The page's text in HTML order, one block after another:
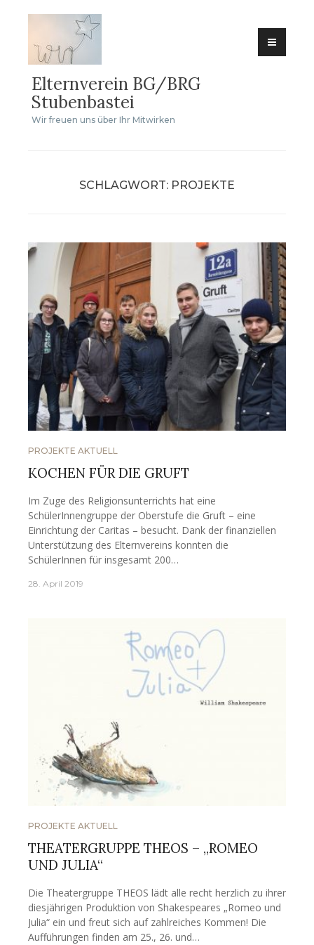
springen
Elternverein BG/BRG
Stubenbastei
Wir freuen uns über Ihr Mitwirken
SCHLAGWORT: PROJEKTE
PROJEKTE AKTUELL
KOCHEN FÜR DIE GRUFT
Im Zuge des Religionsunterrichts hat eine
SchülerInnengruppe der Oberstufe die Gruft – eine
Einrichtung der Caritas – besucht. Dank der finanziellen
Unterstützung des Elternvereins konnten die
SchülerInnen für insgesamt 200…
28. April 2019
PROJEKTE AKTUELL
THEATERGRUPPE THEOS – „ROMEO
UND JULIA“
Die Theatergruppe THEOS lädt alle recht herzlich zu ihrer
diesjährigen Produktion von Shakespeares „Romeo und
Julia“ ein und freut sich auf zahlreiches Kommen! Die
Aufführungen finden am 25., 26. und…